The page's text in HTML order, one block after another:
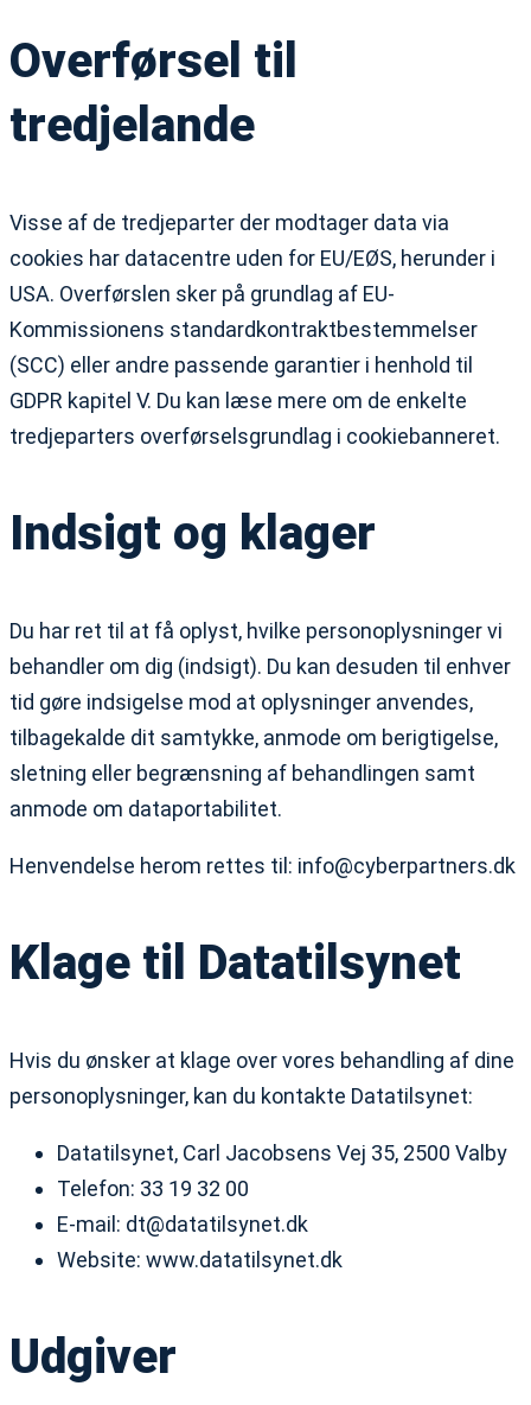
Overførsel til
tredjelande
Visse af de tredjeparter der modtager data via
cookies har datacentre uden for EU/EØS, herunder i
USA. Overførslen sker på grundlag af EU-
Kommissionens standardkontraktbestemmelser
(SCC) eller andre passende garantier i henhold til
GDPR kapitel V. Du kan læse mere om de enkelte
tredjeparters overførselsgrundlag i cookiebanneret.
Indsigt og klager
Du har ret til at få oplyst, hvilke personoplysninger vi
behandler om dig (indsigt). Du kan desuden til enhver
tid gøre indsigelse mod at oplysninger anvendes,
tilbagekalde dit samtykke, anmode om berigtigelse,
sletning eller begrænsning af behandlingen samt
anmode om dataportabilitet.
Henvendelse herom rettes til: info@cyberpartners.dk
Klage til Datatilsynet
Hvis du ønsker at klage over vores behandling af dine
personoplysninger, kan du kontakte Datatilsynet:
Datatilsynet, Carl Jacobsens Vej 35, 2500 Valby
Telefon: 33 19 32 00
E-mail: dt@datatilsynet.dk
Website: www.datatilsynet.dk
Udgiver